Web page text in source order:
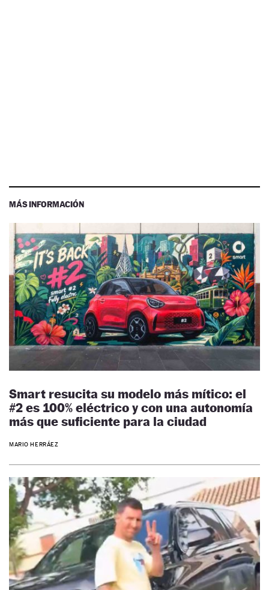
MÁS INFORMACIÓN
Smart resucita su modelo más mítico: el
#2 es 100% eléctrico y con una autonomía
más que suficiente para la ciudad
MARIO HERRÁEZ